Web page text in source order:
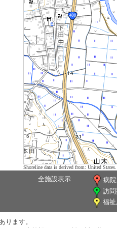
Shoreline data is derived from: United
全施設表示
病院
訪
福
ります。